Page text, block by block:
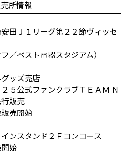
所情報
田Ｊ１リーグ第２２節ヴィッセ
／ベスト電器スタジアム）
ッズ売店
５公式ファンクラブＴＥＡＭ Ｎ
販売
売開始
スタンド２Ｆコンコース
始